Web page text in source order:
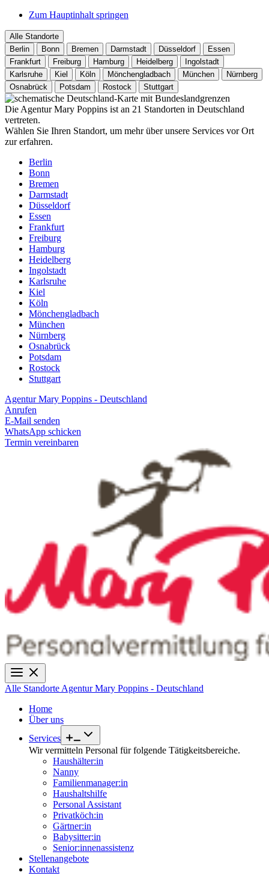
Zum Hauptinhalt springen
Alle Standorte
Berlin
Bonn Bremen Darmstadt Düsseldorf
Essen
Frankfurt
Freiburg Hamburg Heidelberg
Ingolstadt
Karlsruhe
Kiel Köln Mönchengladbach München
Nürnberg
Osnabrück
Potsdam Rostock Stuttgart
Die Agentur Mary Poppins ist an 21 Standorten in Deutschland
vertreten.
Wählen Sie Ihren Standort, um mehr über unsere Services vor Ort
zur erfahren.
Berlin
Bonn
Bremen
Darmstadt
Düsseldorf
Essen
Frankfurt
Freiburg
Hamburg
Heidelberg
Ingolstadt
Karlsruhe
Kiel
Köln
Mönchengladbach
München
Nürnberg
Osnabrück
Potsdam
Rostock
Stuttgart
Agentur Mary Poppins - Deutschland
Anrufen
E-Mail senden
WhatsApp schicken
Termin vereinbaren
Alle Standorte Agentur Mary Poppins - Deutschland
Home
Über uns
Services
Wir vermitteln Personal für folgende Tätigkeitsbereiche.
Haushälter:in
Nanny
Familienmanager:in
Haushaltshilfe
Personal Assistant
Privatköch:in
Gärtner:in
Babysitter:in
Senior:innenassistenz
Stellenangebote
Kontakt